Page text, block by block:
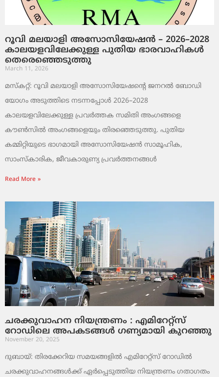
റൂവി മലയാളി അസോസിയേഷൻ – 2026–2028
കാലയളവിലേക്കുള്ള പുതിയ ഭാരവാഹികൾ
തെരെഞ്ഞെടുത്തു
March 11, 2026
മസ്കറ്റ്: റൂവി മലയാളി അസോസിയേഷന്റെ ജനറൽ ബോഡി
യോഗം അടുത്തിടെ നടന്നപ്പോൾ 2026–2028
കാലയളവിലേക്കുള്ള പ്രവർത്തക സമിതി അംഗങ്ങളെ
കൗൺസിൽ അംഗങ്ങളെയും തിരഞ്ഞെടുത്തു. പുതിയ
കമ്മിറ്റിയുടെ ഭാഗമായി അസോസിയേഷൻ സാമൂഹിക,
സാംസ്‌കാരിക, ജീവകാരുണ്യ പ്രവർത്തനങ്ങൾ
Read More »
ചരക്കുവാഹന നിയന്ത്രണം : എമിറേറ്റ്സ്
റോഡിലെ അപകടങ്ങൾ ഗണ്യമായി കുറഞ്ഞു
November 20, 2025
ദുബായ്: തിരക്കേറിയ സമയങ്ങളിൽ എമിറേറ്റ്സ് റോഡിൽ
ചരക്കുവാഹനങ്ങൾക്ക് ഏർപ്പെടുത്തിയ നിയന്ത്രണം ഗതാഗതം